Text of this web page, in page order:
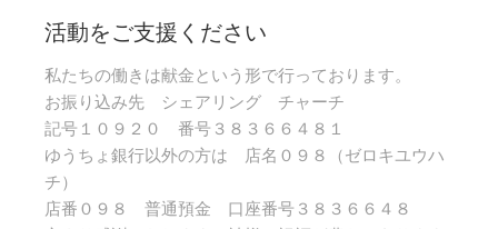
活動をご支援ください
私たちの働きは献金という形で行っております。
お振り込み先 シェアリング チャーチ
記号１０９２０ 番号３８３６６４８１
ゆうちょ銀行以外の方は 店名０９８（ゼロキユウハ
チ）
店番０９８ 普通預金 口座番号３８３６６４８